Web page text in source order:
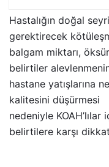
Hastalığın doğal
gerektirecek
balgam miktarı,
belirtiler
hastane yatışlarına
kalitesini düşürmesi
nedeniyle
belirtilere karşı